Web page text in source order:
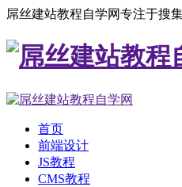
屌丝建站教程自学网专注于搜
首页
前端设计
JS教程
CMS教程